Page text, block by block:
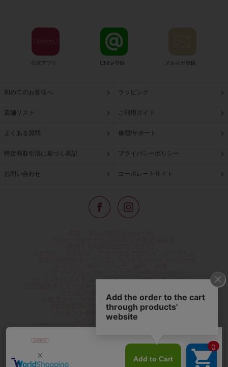
公式アプリ LINE@登録 メルマガ登録
初めてのお客様へ ラッピング
店舗リスト ご利用ガイド
よくある質問 修理/サポート
特定商取引法に基づく表記 プライバシーポリシー
お問い合わせ コーポレートサイト
オリジナルアイテムなどを幅広くご用意しています。
アビステの幅広い商品を取り揃え、
人気ランキングやテレビなどメディア着用商品、
雑誌掲載商品情報を紹介するコンテンツ、
プレゼント包装無料や独自のポイント還元
などのサービスをご提供。
心躍るインポートアクセサリーや時計、小物などで、
夢やときめきを与えられるよう願っています。
◆ギフトラッピング無料/11,000円以上のご注文で送料無料◆